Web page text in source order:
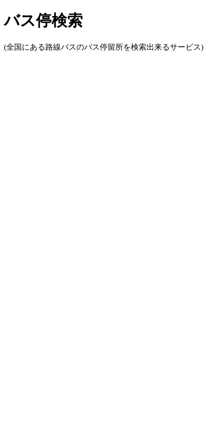
バス停検索
(全国にある路線バスのバス停留所を検索出来るサービス)